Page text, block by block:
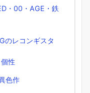
・00・AGE・鉄
のレコンギスタ
性
色作